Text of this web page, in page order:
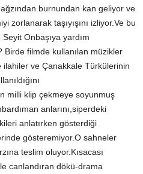
burnundan kan geliyor ve
zorlanarak taşıyışını izliyor.Ve bu
Onbaşıya yardım
filmde kullanılan müzikler
ilahiler ve Çanakkale Türkülerinin
milli klip çekmeye soyunmuş
anlarını,siperdeki
anlatırken gösterdiği
gösteremiyor.O sahneler
teslim oluyor.Kısacası
canlandıran dökü-drama